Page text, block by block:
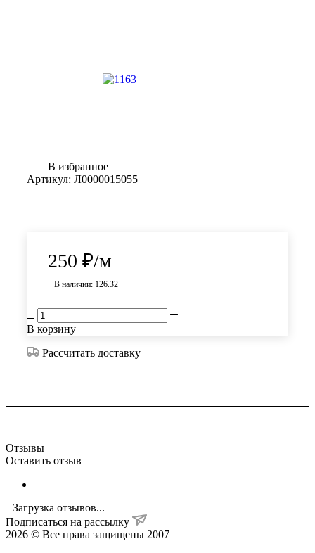
В избранное
Артикул: Л0000015055
250 ₽/м
В наличии: 126.32
В корзину
Рассчитать доставку
Отзывы
Оставить отзыв
Загрузка отзывов...
Подписаться на рассылку
2026 © Все права защищены 2007